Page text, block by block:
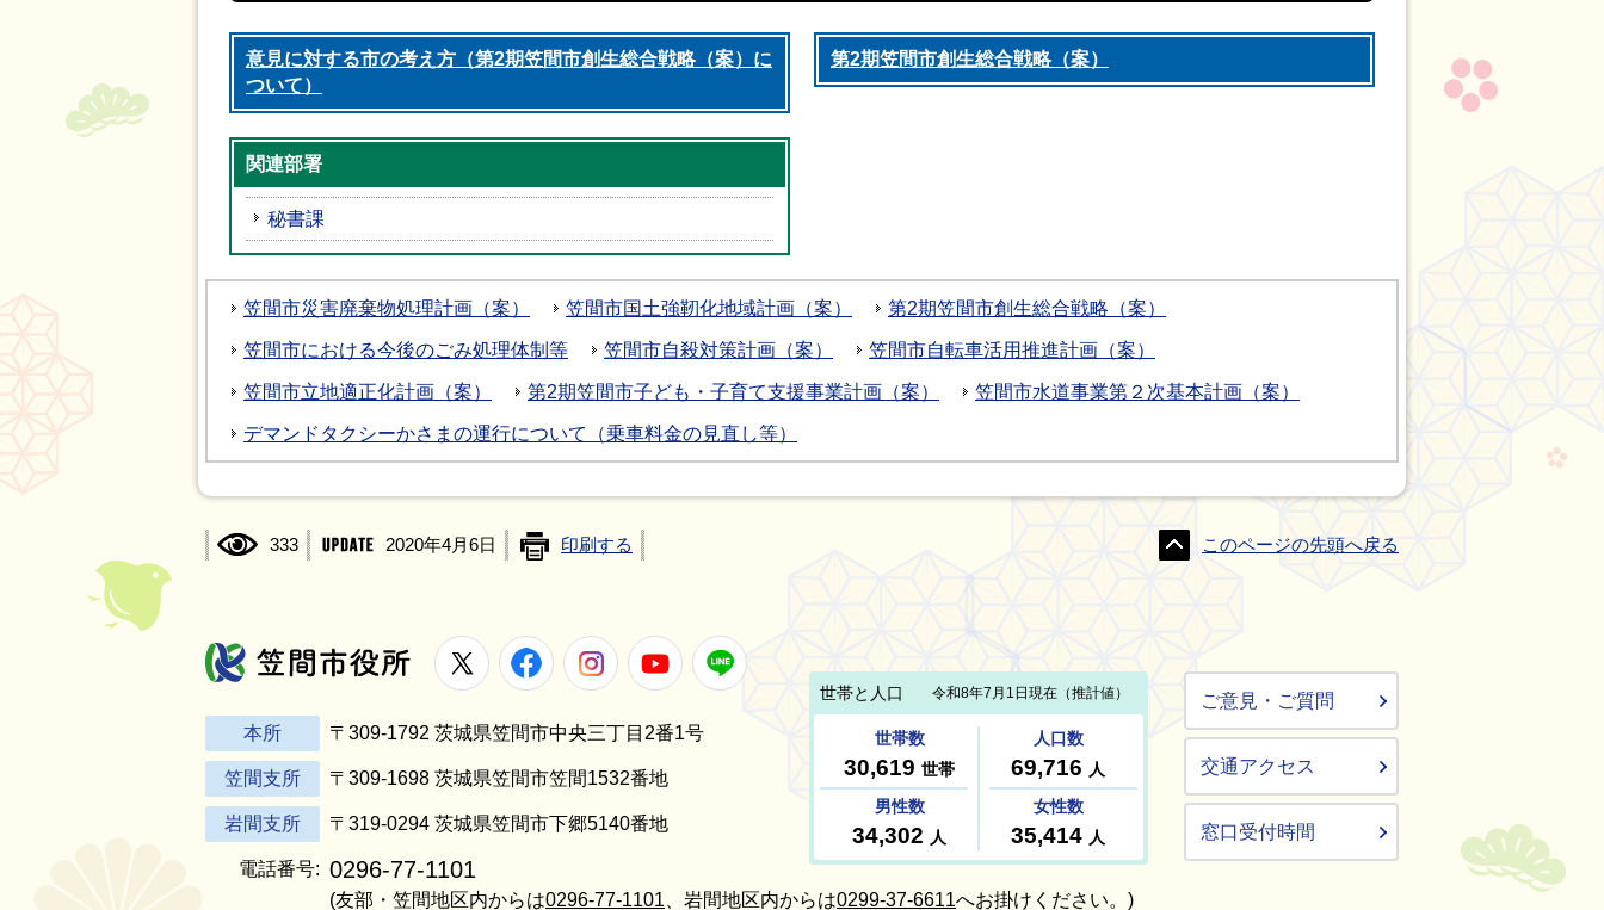
意見に対する市の考え方（第2期笠間市創生総合戦略（案）に
ついて）
第2期笠間市創生総合戦略（案）
関連部署
秘書課
笠間市災害廃棄物処理計画（案） 笠間市国土強靭化地域計画（案） 第2期笠間市創生総合戦略（案）
笠間市における今後のごみ処理体制等 笠間市自殺対策計画（案） 笠間市自転車活用推進計画（案）
笠間市立地適正化計画（案） 第2期笠間市子ども・子育て支援事業計画（案） 笠間市水道事業第２次基本計画（案）
デマンドタクシーかさまの運行について（乗車料金の見直し等）
333 2020年4月6日 印刷する このページの先頭へ戻る
笠間市役所
X FacebookInstagramYoutube
本所 〒309-1792 茨城県笠間市中央三丁目2番1号
笠間支所 〒309-1698 茨城県笠間市笠間1532番地
岩間支所 〒319-0294 茨城県笠間市下郷5140番地
電話番号: 0296-77-1101
(友部・笠間地区内からは0296-77-1101 、岩間地区内からは0299-37-6611へお掛けください。)
ご意見・ご質問
交通アクセス
窓口受付時間